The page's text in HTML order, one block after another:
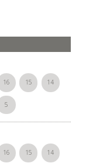
16 15 14
5
16 15 14